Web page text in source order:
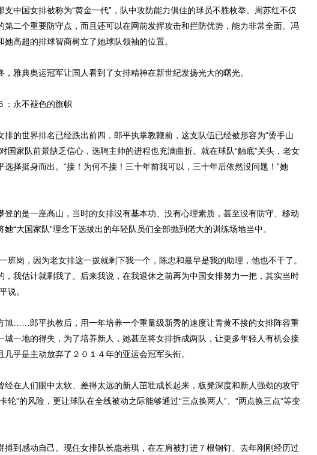
国女排被称为“黄金一代”，队中攻防能力俱佳的球员不胜枚举。周苏红不仅
第二个重要防守点，而且还可以在网前发挥攻击和拦防优势，能力非常全面。冯
高超的排球智商树立了她球队领袖的位置。
典奥运冠军让国人看到了女排精神在新世纪发扬光大的曙光。
永不褪色的旗帜
世界排名已经跌出前四，郎平执掌教鞭前，这支队伍已经被形容为“烫手山
国家队前景缺乏信心，选聘主帅的进程也充满曲折。就在球队“触底”关头，老女
择挺身而出。“接！为何不接！三十年前我可以，三十年后依然没问题！”她
的是一座高山，当时的女排没有基本功、没有心理素质，甚至没有防守、移动
“大国家队”理念下选拔出的年轻队员们全部抛到偌大的训练场地当中。
岗，因为老女排这一拨就剩下我一个，陈忠和最早是我的助理，他也不干了。
，我估计就剩我了。后来我说，在我退休之前再为中国女排努力一把，其实当时
说。
……郎平执教后，用一年培养一个重量级新秀的速度让青黄不接的女排阵容重
城一地的得失，为了培养新人，她甚至将女排拆成两队，让更多年轻人有机会接
乎是主动放弃了２０１４年的亚运会冠军头衔。
在人们眼中太软、差得太远的新人茁壮成长起来，板凳深度和新人强劲的攻守
轮”的风险，更让球队在全线被动之际能够通过“三点换两人”、“两点换三点”等变
到感动自己。现任女排队长惠若琪，在左肩被打进７根钢钉、去年刚刚经历过